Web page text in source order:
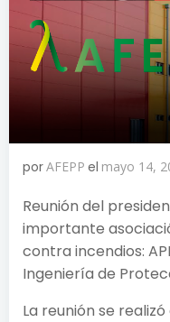
porAFEPP el mayo 14,
Reunión del
importante
contra incendios:
Ingeniería de
La reunión se